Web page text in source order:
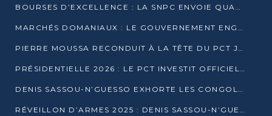
BOURSES D’EXCELLENCE : LA SNPC ENVOIE QUATRE NOUVEAUX TALENTS CONGOLAIS SE FORMER À BAKOU
MARCHÉS DOMANIAUX : LE GOUVERNEMENT ENGAGE LA STRUCTURATION DES TAXES D’ASSAINISSEMENT
PIERRE MOUSSA RECONDUIT À LA TÊTE DU PCT JUSQU’EN 2031
PRÉSIDENTIELLE 2026 : LE PCT INVESTIT OFFICIELLEMENT DENIS SASSOU NGUESSO
DENIS SASSOU-N’GUESSO EXHORTE LES CONGOLAIS À L’UNITÉ ET AU FAIR-PLAY DÉMOCRATIQUE EN 2026
RÉVEILLON D’ARMES 2025 : DENIS SASSOU-N’GUESSO GARANTIT DES ÉLECTIONS 2026 PAISIBLES ET SÉCURISÉES